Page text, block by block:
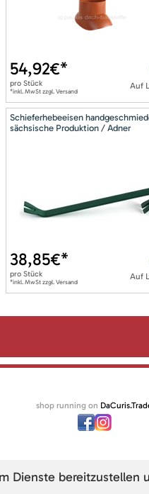
Auf
54,92€*
pro Stück
*inkl. MwSt zzgl. Versand
Schieferhebeeisen
sächsische Produktion / Adner
Auf
38,85€*
pro Stück
*inkl. MwSt zzgl. Versand
shop running on
Dienste bereitzustellen